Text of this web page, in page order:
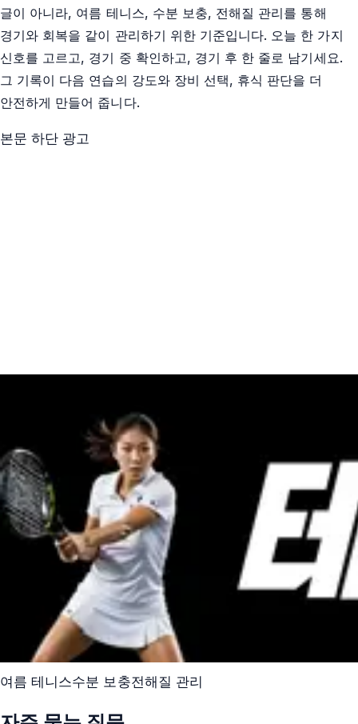
글이 아니라, 여름 테니스, 수분 보충, 전해질 관리를 통해
경기와 회복을 같이 관리하기 위한 기준입니다. 오늘 한 가지
신호를 고르고, 경기 중 확인하고, 경기 후 한 줄로 남기세요.
그 기록이 다음 연습의 강도와 장비 선택, 휴식 판단을 더
안전하게 만들어 줍니다.
본문 하단 광고
여름 테니스수분 보충전해질 관리